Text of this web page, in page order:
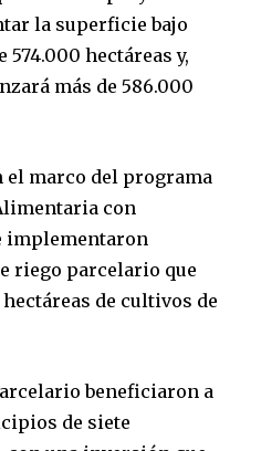
of
be part of the
la superficie bajo
574.000 hectáreas y,
más de 586.000
el marco del programa
con
implementaron
riego parcelario que
de cultivos de
beneficiaron a
de siete